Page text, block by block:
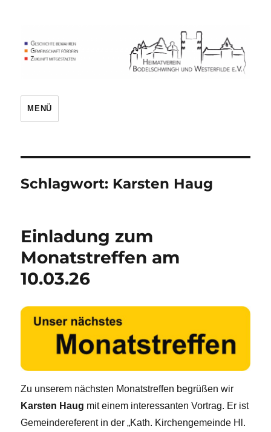
MENÜ
Schlagwort: Karsten Haug
Einladung zum
Monatstreffen am
10.03.26
Zu unserem nächsten Monatstreffen begrüßen wir
Karsten Haug mit einem interessanten Vortrag. Er ist
Gemeindereferent in der „Kath. Kirchengemeinde Hl.